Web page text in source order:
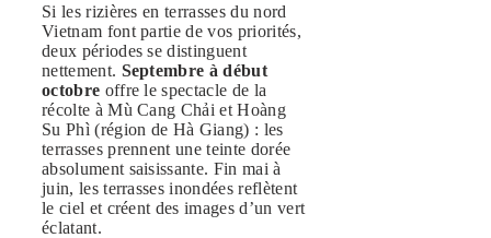
Si les rizières en terrasses du nord
Vietnam font partie de vos priorités,
deux périodes se distinguent
nettement. Septembre à début
octobre offre le spectacle de la
récolte à Mù Cang Chải et Hoàng
Su Phì (région de Hà Giang) : les
terrasses prennent une teinte dorée
absolument saisissante. Fin mai à
juin, les terrasses inondées reflètent
le ciel et créent des images d’un vert
éclatant.